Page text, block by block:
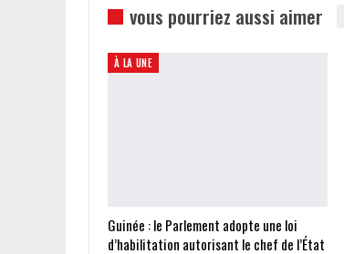
vous pourriez aussi aimer
À LA UNE
Guinée : le Parlement adopte une loi
d’habilitation autorisant le chef de l’État